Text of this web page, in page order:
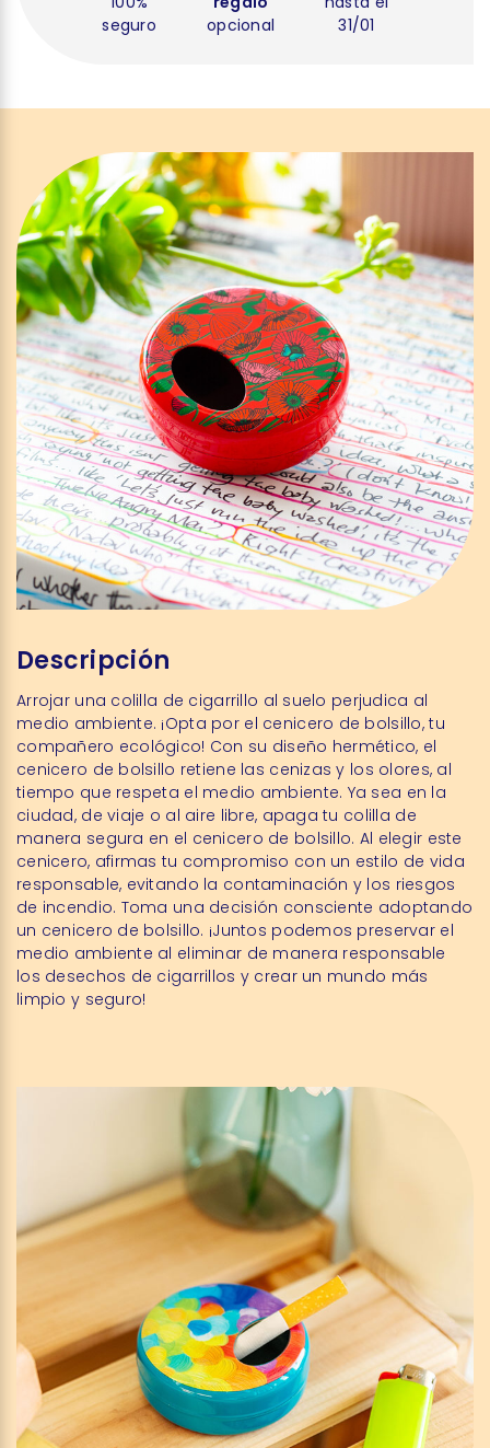
seguro
opcional
31/01
Descripción
Arrojar una colilla de cigarrillo al suelo perjudica al
medio ambiente. ¡Opta por el cenicero de bolsillo, tu
compañero ecológico! Con su diseño hermético, el
cenicero de bolsillo retiene las cenizas y los olores, al
tiempo que respeta el medio ambiente. Ya sea en la
ciudad, de viaje o al aire libre, apaga tu colilla de
manera segura en el cenicero de bolsillo. Al elegir este
cenicero, afirmas tu compromiso con un estilo de vida
responsable, evitando la contaminación y los riesgos
de incendio. Toma una decisión consciente adoptando
un cenicero de bolsillo. ¡Juntos podemos preservar el
medio ambiente al eliminar de manera responsable
los desechos de cigarrillos y crear un mundo más
limpio y seguro!